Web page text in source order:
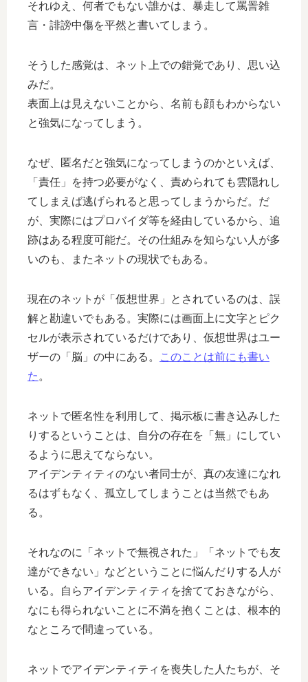
それゆえ、何者でもない誰かは、暴走して罵詈雑
言・誹謗中傷を平然と書いてしまう。
そうした感覚は、ネット上での錯覚であり、思い込
みだ。
表面上は見えないことから、名前も顔もわからない
と強気になってしまう。
なぜ、匿名だと強気になってしまうのかといえば、
「責任」を持つ必要がなく、責められても雲隠れし
てしまえば逃げられると思ってしまうからだ。だ
が、実際にはプロバイダ等を経由しているから、追
跡はある程度可能だ。その仕組みを知らない人が多
いのも、またネットの現状でもある。
現在のネットが「仮想世界」とされているのは、誤
解と勘違いでもある。実際には画面上に文字とピク
セルが表示されているだけであり、仮想世界はユー
ザーの「脳」の中にある。
このことは前にも書い
た 。
ネットで匿名性を利用して、掲示板に書き込みした
りするということは、自分の存在を「無」にしてい
るように思えてならない。
アイデンティティのない者同士が、真の友達になれ
るはずもなく、孤立してしまうことは当然でもあ
る。
それなのに「ネットで無視された」「ネットでも友
達ができない」などということに悩んだりする人が
いる。自らアイデンティティを捨てておきながら、
なにも得られないことに不満を抱くことは、根本的
なところで間違っている。
ネットでアイデンティティを喪失した人たちが、そ